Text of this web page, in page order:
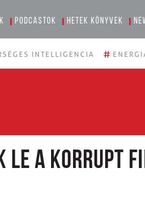
Podcastok Hetek könyvek
INTELLIGENCIA #
a korrupt